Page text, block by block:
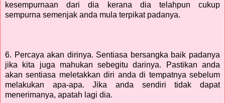
kesempurnaan dari dia kerana dia telahpun cukup
sempurna semenjak anda mula terpikat padanya.
6. Percaya akan dirinya. Sentiasa bersangka baik padanya
jika kita juga mahukan sebegitu darinya. Pastikan anda
akan sentiasa meletakkan diri anda di tempatnya sebelum
melakukan apa-apa. Jika anda sendiri tidak dapat
menerimanya, apatah lagi dia.